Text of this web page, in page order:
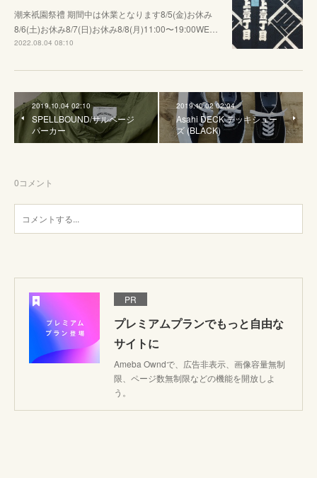
潮来祇園祭禮 期間中は休業となります8/5(金)お休み
8/6(土)お休み8/7(日)お休み8/8(月)11:00〜19:00WE…
2022.08.04 08:10
2019.10.04 02:10
SPELLBOUND/サルベージ
パーカー
2019.10.02 02:04
Asahi DECK デッキシュー
ズ (BLACK)
0コメント
PR
プレミアムプランでもっと自由な
サイトに
Ameba Owndで、広告非表示、画像容量無制
限、ページ数無制限などの機能を開放しよ
う。